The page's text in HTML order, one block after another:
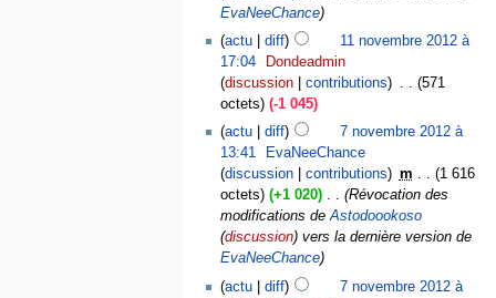
EvaNeeChance
actu
diff
11 novembre 2012 à
17:04
Dondeadmin
discussion
contributions
571
octets
-1 045
actu
diff
7 novembre 2012 à
13:41
EvaNeeChance
discussion
contributions m
1 616
octets
+1 020
Révocation des
modifications deAstodoookoso
(discussion) vers la dernière version de
EvaNeeChance
actu
diff
7 novembre 2012 à